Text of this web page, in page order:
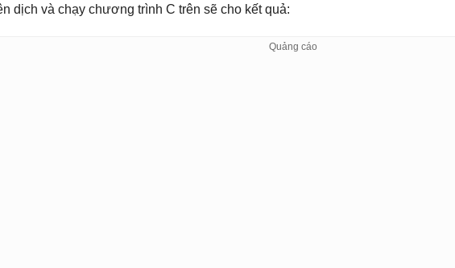
printf( "QTM chuc cac ban hoc tot! \n");
dịch và chạy chương trình C trên sẽ cho kết quả: